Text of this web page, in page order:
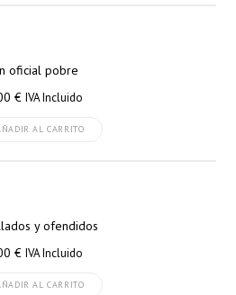
oficial pobre
€ IVA Incluido
AL CARRITO
y ofendidos
€ IVA Incluido
AL CARRITO